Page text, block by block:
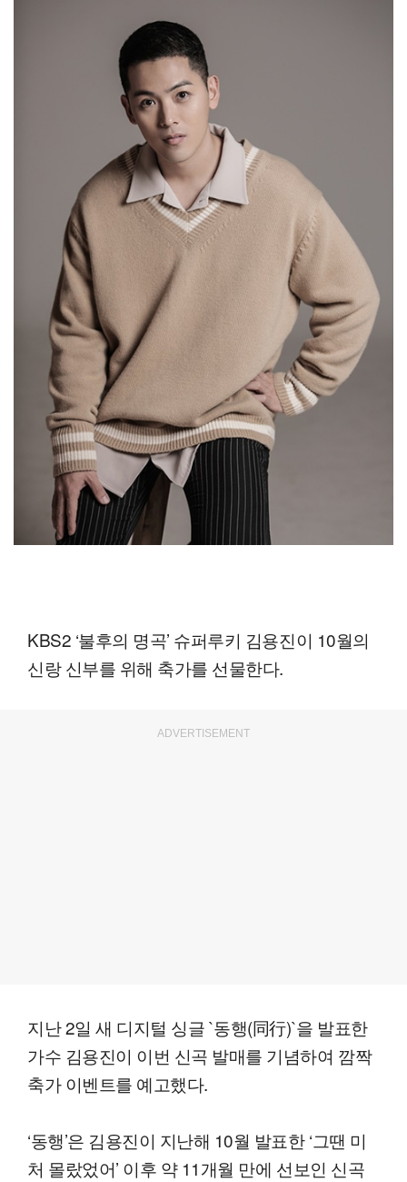
KBS2 ‘불후의 명곡’ 슈퍼루키 김용진이 10월의
신랑 신부를 위해 축가를 선물한다.
ADVERTISEMENT
지난 2일 새 디지털 싱글 `동행(同行)`을 발표한
가수 김용진이 이번 신곡 발매를 기념하여 깜짝
축가 이벤트를 예고했다.
‘동행’은 김용진이 지난해 10월 발표한 ‘그땐 미
처 몰랐었어’ 이후 약 11개월 만에 선보인 신곡